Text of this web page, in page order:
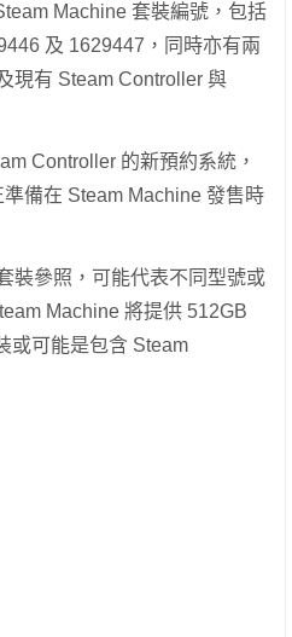
Machine 套裝編號，包括
及 1629447，同時亦有兩
現有 Steam Controller 與
Controller 的新預約系統，
備在 Steam Machine 發售時
裝參照，可能代表不同型號或
Machine 將提供 512GB
或可能是包含 Steam